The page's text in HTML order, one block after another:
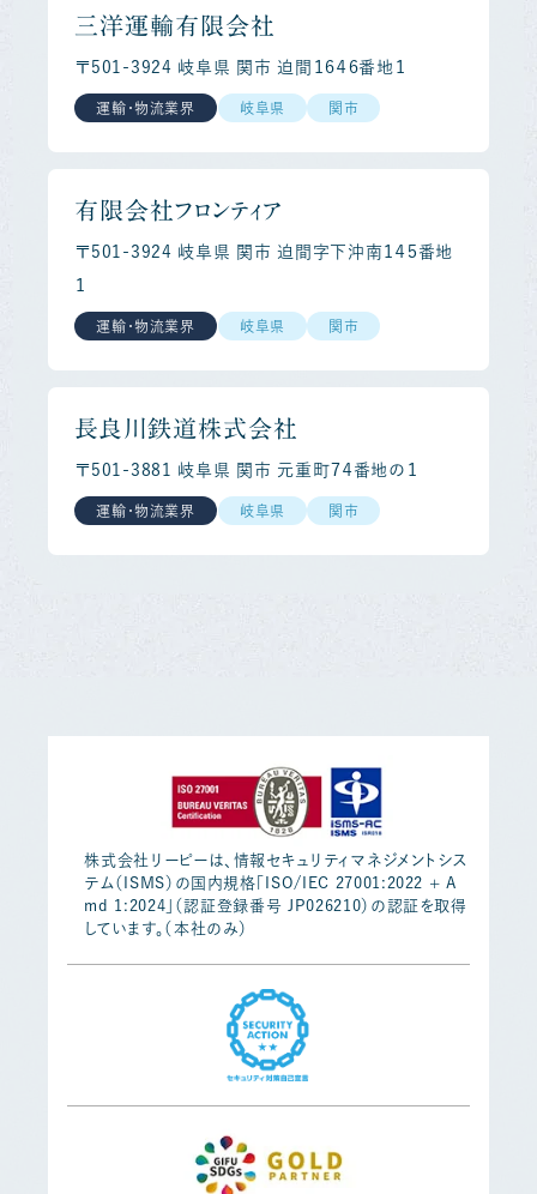
三洋運輸有限会社
〒501-3924 岐阜県 関市 迫間１６４６番地１
運輸・物流業界 岐阜県 関市
有限会社フロンティア
〒501-3924 岐阜県 関市 迫間字下沖南１４５番地
１
運輸・物流業界 岐阜県 関市
長良川鉄道株式会社
〒501-3881 岐阜県 関市 元重町７４番地の１
運輸・物流業界 岐阜県 関市
株式会社リーピーは、情報セキュリティマネジメントシス
テム（ISMS）の国内規格「ISO/IEC 27001:2022 + A
md 1:2024」（認証登録番号 JP026210）の認証を取得
しています。（本社のみ）